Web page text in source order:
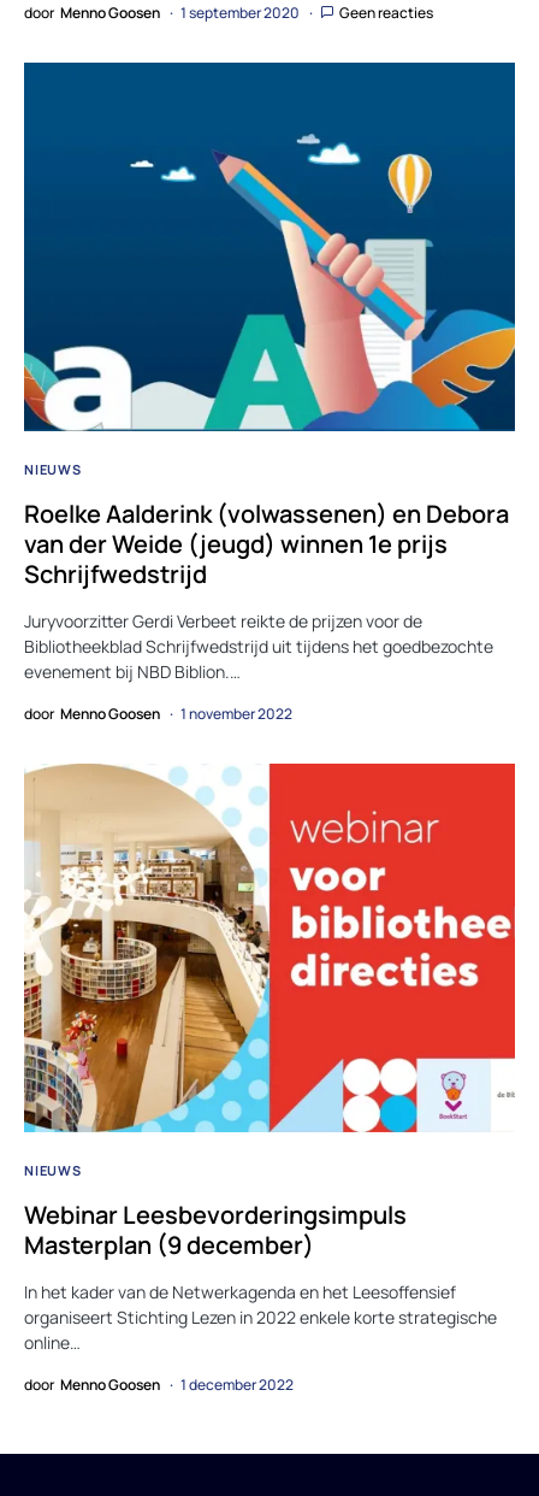
door Menno Goosen 1 september 2020 Geen reacties
NIEUWS
Roelke Aalderink (volwassenen) en Debora
van der Weide (jeugd) winnen 1e prijs
Schrijfwedstrijd
Juryvoorzitter Gerdi Verbeet reikte de prijzen voor de
Bibliotheekblad Schrijfwedstrijd uit tijdens het goedbezochte
evenement bij NBD Biblion.…
door Menno Goosen 1 november 2022
NIEUWS
Webinar Leesbevorderingsimpuls
Masterplan (9 december)
In het kader van de Netwerkagenda en het Leesoffensief
organiseert Stichting Lezen in 2022 enkele korte strategische
online…
door Menno Goosen 1 december 2022